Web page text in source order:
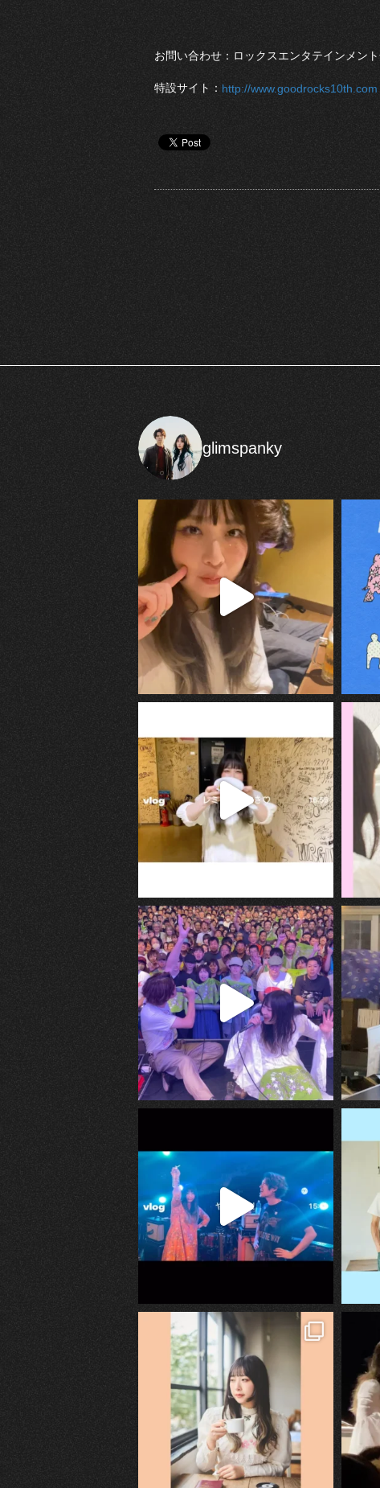
お問い合わせ：ロックスエンタテインメン
特設サイト： http://www.goodrocks10th.com
glimspanky